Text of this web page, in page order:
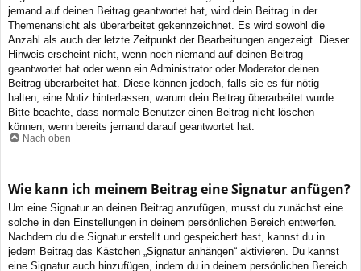
jemand auf deinen Beitrag geantwortet hat, wird dein Beitrag in der
Themenansicht als überarbeitet gekennzeichnet. Es wird sowohl die
Anzahl als auch der letzte Zeitpunkt der Bearbeitungen angezeigt. Dieser
Hinweis erscheint nicht, wenn noch niemand auf deinen Beitrag
geantwortet hat oder wenn ein Administrator oder Moderator deinen
Beitrag überarbeitet hat. Diese können jedoch, falls sie es für nötig
halten, eine Notiz hinterlassen, warum dein Beitrag überarbeitet wurde.
Bitte beachte, dass normale Benutzer einen Beitrag nicht löschen
können, wenn bereits jemand darauf geantwortet hat.
Nach oben
Wie kann ich meinem Beitrag eine Signatur anfügen?
Um eine Signatur an deinen Beitrag anzufügen, musst du zunächst eine
solche in den Einstellungen in deinem persönlichen Bereich entwerfen.
Nachdem du die Signatur erstellt und gespeichert hast, kannst du in
jedem Beitrag das Kästchen „Signatur anhängen“ aktivieren. Du kannst
eine Signatur auch hinzufügen, indem du in deinem persönlichen Bereich